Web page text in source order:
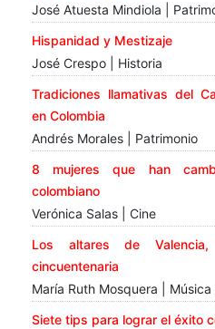
José Atuesta Mindiola |
Hispanidad y Mestizaje
José Crespo | Historia
Tradiciones llamativas del
en Colombia
Andrés Morales | Patrimonio
8 mujeres que han
colombiano
Verónica Salas | Cine
Los altares de
cincuentenaria
María Ruth Mosquera |
Siete tips para lograr el éxito